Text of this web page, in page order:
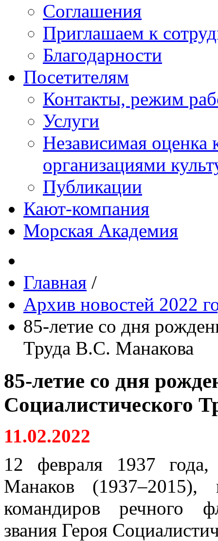
Соглашения
Приглашаем к
Благодарности
Посетителям
Контакты, режим
Услуги
Независимая оценка
организациями
Публикации
Кают-компания
Морская Академия
Главная /
Архив новостей 2022
85-летие со дня
Труда В.С. Манакова
85-летие со дня
Социалистического
11.02.2022
12 февраля 1937
Манаков
командиров речного
звания Героя